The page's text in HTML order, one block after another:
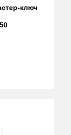
ключ